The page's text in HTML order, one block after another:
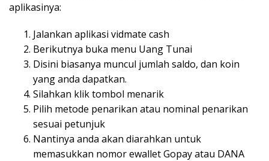
aplikasinya:
Jalankan aplikasi vidmate cash
Berikutnya buka menu Uang Tunai
Disini biasanya muncul jumlah saldo, dan koin
yang anda dapatkan.
Silahkan klik tombol menarik
Pilih metode penarikan atau nominal penarikan
sesuai petunjuk
Nantinya anda akan diarahkan untuk
memasukkan nomor ewallet Gopay atau DANA